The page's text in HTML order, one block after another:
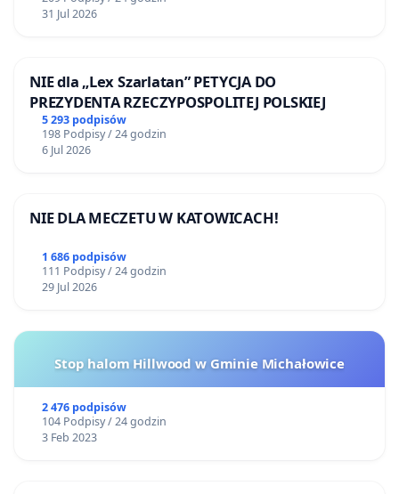
31 Jul 2026
NIE dla „Lex Szarlatan” PETYCJA DO
PREZYDENTA RZECZYPOSPOLITEJ POLSKIEJ
5 293 podpisów
198 Podpisy / 24 godzin
6 Jul 2026
NIE DLA MECZETU W KATOWICACH!
1 686 podpisów
111 Podpisy / 24 godzin
29 Jul 2026
Stop halom Hillwood w Gminie Michałowice
2 476 podpisów
104 Podpisy / 24 godzin
3 Feb 2023